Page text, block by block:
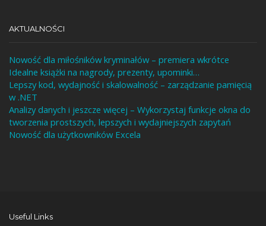
AKTUALNOŚCI
Nowość dla miłośników kryminałów – premiera wkrótce
Idealne książki na nagrody, prezenty, upominki…
Lepszy kod, wydajność i skalowalność – zarządzanie pamięcią
w .NET
Analizy danych i jeszcze więcej – Wykorzystaj funkcje okna do
tworzenia prostszych, lepszych i wydajniejszych zapytań
Nowość dla użytkowników Excela
Useful Links